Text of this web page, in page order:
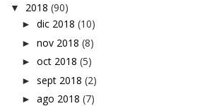
▼ 2018 (90)
►dic 2018(10)
►nov 2018(8)
►oct 2018(5)
►sept 2018(2)
►ago 2018(7)